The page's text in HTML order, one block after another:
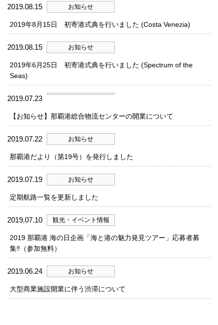
2019.08.15 お知らせ
2019年8月15日 初寄港式典を行いました (Costa Venezia)
2019.08.15 お知らせ
2019年6月25日 初寄港式典を行いました (Spectrum of the
Seas)
2019.07.23
【お知らせ】那覇港総合物流センターの開業について
2019.07.22 お知らせ
那覇港だより（第19号）を発行しました
2019.07.19 お知らせ
定期航路一覧を更新しました
2019.07.10 観光・イベント情報
2019 那覇港 海の日企画「海と港の魅力発見ツアー」応募者募
集‼（参加無料）
2019.06.24 お知らせ
大型商業施設開業に伴う渋滞について